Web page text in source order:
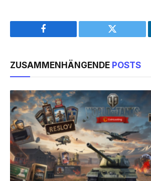
Facebook Twitter
ZUSAMMENHÄNGENDE POSTS